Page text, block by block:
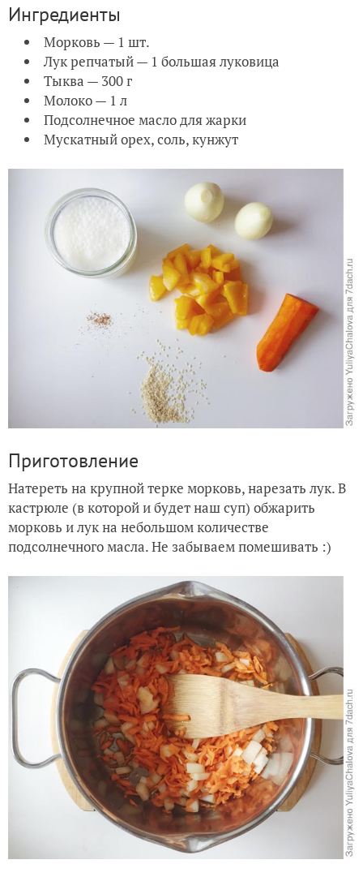
Ингредиенты
Морковь — 1 шт.
Лук репчатый — 1 большая луковица
Тыква — 300 г
Молоко — 1 л
Подсолнечное масло для жарки
Мускатный орех, соль, кунжут
Приготовление
Натереть на крупной терке морковь, нарезать лук. В
кастрюле (в которой и будет наш суп) обжарить
морковь и лук на небольшом количестве
подсолнечного масла. Не забываем помешивать :)